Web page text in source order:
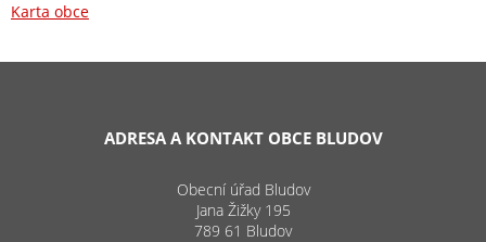
Karta obce
ADRESA A KONTAKT OBCE BLUDOV
Obecní úřad Bludov
Jana Žižky 195
789 61 Bludov